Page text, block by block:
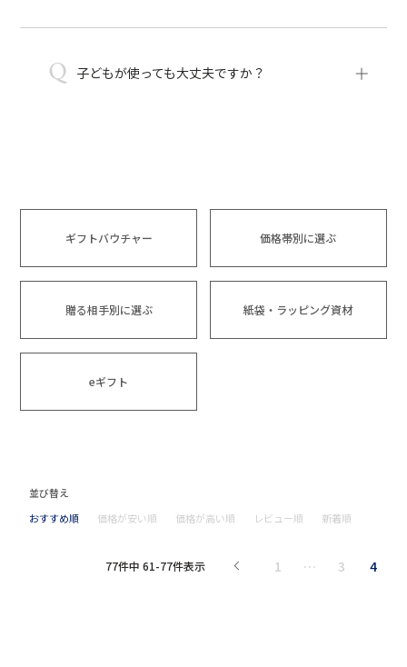
Q 子どもが使っても大丈夫ですか？
ギフトバウチャー 価格帯別に選ぶ
贈る相手別に選ぶ 紙袋・ラッピング資材
eギフト
並び替え
おすすめ順
価格が安い順 価格が高い順 レビュー順 新着順
77件中 61-77件表示 1 … 3 4